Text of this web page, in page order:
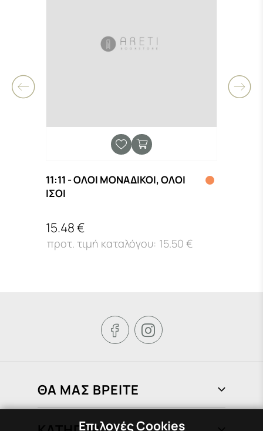
11:11 - ΟΛΟΙ ΜΟΝΑΔΙΚΟΙ, ΟΛΟΙ
ΙΣΟΙ
15.48 €
15.50 €
 
ΘΑ ΜΑΣ ΒΡΕΙΤΕ
Επιλογές Cookies